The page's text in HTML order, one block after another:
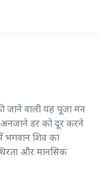
जाने वाली यह पूजा मन
डर को दूर करने
भगवान शिव का
और मानसिक